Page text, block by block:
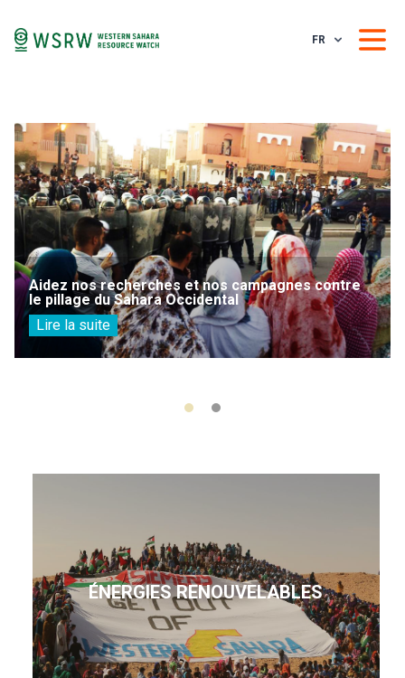
FR
Aidez nos recherches et nos campagnes contre
le pillage du Sahara Occidental
Lire la suite
ÉNERGIES RENOUVELABLES